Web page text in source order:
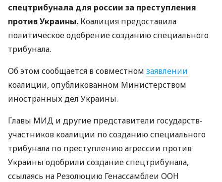
спецтрибунала для россии за преступления
против Украины. Коалиция предоставила
политическое одобрение созданию специального
трибунала.
Об этом сообщается в совместном заявлении
коалиции, опубликованном Министерством
иностранных дел Украины.
Главы МИД и другие представители государств-
участников коалиции по созданию специального
трибунала по преступлению агрессии против
Украины одобрили создание спецтрибунала,
ссылаясь на Резолюцию Генассамблеи ООН